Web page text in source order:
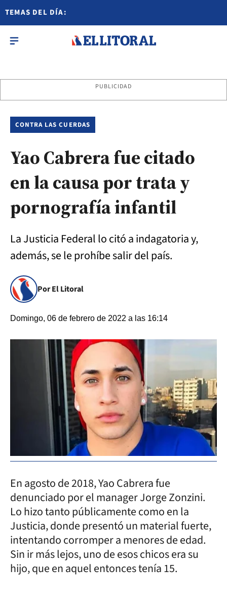
TEMAS DEL DÍA:
PUBLICIDAD
CONTRA LAS CUERDAS
Yao Cabrera fue citado
en la causa por trata y
pornografía infantil
La Justicia Federal lo citó a indagatoria y,
además, se le prohíbe salir del país.
Por El Litoral
Domingo, 06 de febrero de 2022 a las 16:14
En agosto de 2018, Yao Cabrera fue
denunciado por el manager Jorge Zonzini.
Lo hizo tanto públicamente como en la
Justicia, donde presentó un material fuerte,
intentando corromper a menores de edad.
Sin ir más lejos, uno de esos chicos era su
hijo, que en aquel entonces tenía 15.